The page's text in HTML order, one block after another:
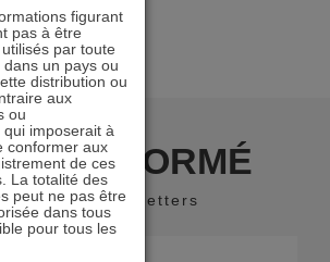
INFORMÉ
nos newsletters
figurant
pas à être
par toute
un pays ou
distribution ou
aux
ou
imposerait à
conformer aux
de ces
La totalité des
peut ne pas être
dans tous
pour tous les